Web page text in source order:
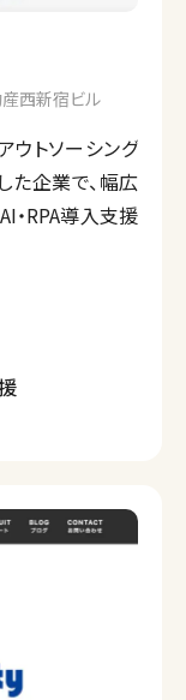
西新宿ビル
ウトソーシング
た企業で、幅広
・RPA導入支援
ョン（DX）に